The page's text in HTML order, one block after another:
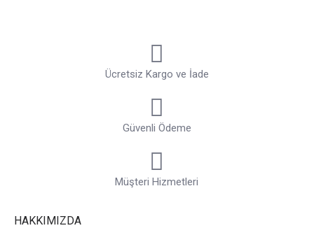
Ücretsiz Kargo ve İade
Güvenli Ödeme
Müşteri Hizmetleri
HAKKIMIZDA